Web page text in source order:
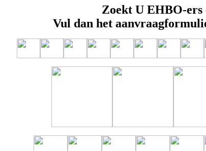
Zoekt U EHBO-ers
Vul dan het